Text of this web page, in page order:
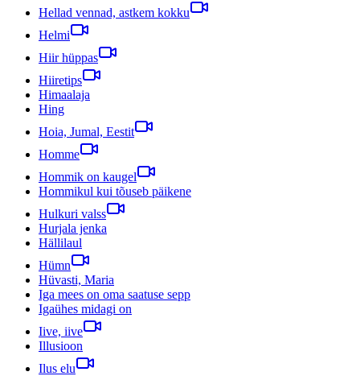
Hellad vennad, astkem kokku
Helmi
Hiir hüppas
Hiiretips
Himaalaja
Hing
Hoia, Jumal, Eestit
Homme
Hommik on kaugel
Hommikul kui tõuseb päikene
Hulkuri valss
Hurjala jenka
Hällilaul
Hümn
Hüvasti, Maria
Iga mees on oma saatuse sepp
Igaühes midagi on
Iive, iive
Illusioon
Ilus elu